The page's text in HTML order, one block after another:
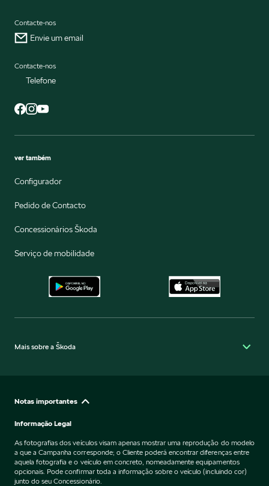
Contacte-nos
Envie um email
Contacte-nos
Telefone
ver também
Configurador
Pedido de Contacto
Concessionários Škoda
Serviço de mobilidade
Mais sobre a Škoda
Notas importantes
Informação Legal
As fotografias dos veículos visam apenas mostrar uma reprodução do modelo
a que a Campanha corresponde; o Cliente poderá encontrar diferenças entre
aquela fotografia e o veículo em concreto, nomeadamente equipamentos
opcionais. Pode confirmar toda a informação sobre o veículo (incluindo cor)
junto do seu Concessionário.